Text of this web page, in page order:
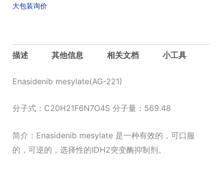
量
大包装询价
描述 其他信息 相关文档 小工具
Enasidenib mesylate(AG-221)
分子式：C20H21F6N7O4S 分子量：569.48
简介：Enasidenib mesylate 是一种有效的，可口服
的，可逆的，选择性的IDH2突变酶抑制剂。